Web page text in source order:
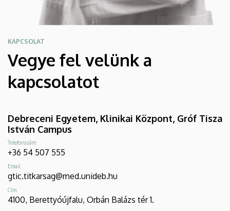
KAPCSOLAT
Vegye fel velünk a
kapcsolatot
Debreceni Egyetem, Klinikai Központ, Gróf Tisza
István Campus
Telefonszám
+36 54 507 555
Email
gtic.titkarsag@med.unideb.hu
Cím
4100, Berettyóújfalu, Orbán Balázs tér 1.